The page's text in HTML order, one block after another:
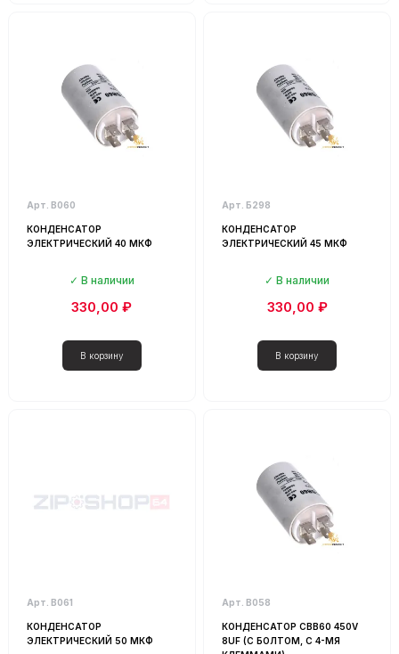
Арт. В060
КОНДЕНСАТОР
ЭЛЕКТРИЧЕСКИЙ 40 МКФ
В наличии
330,00 ₽
Арт. Б298
КОНДЕНСАТОР
ЭЛЕКТРИЧЕСКИЙ 45 МКФ
В наличии
330,00 ₽
Арт. В061
КОНДЕНСАТОР
ЭЛЕКТРИЧЕСКИЙ 50 МКФ
Арт. В058
КОНДЕНСАТОР CBB60 450V
8UF (С БОЛТОМ, С 4-МЯ